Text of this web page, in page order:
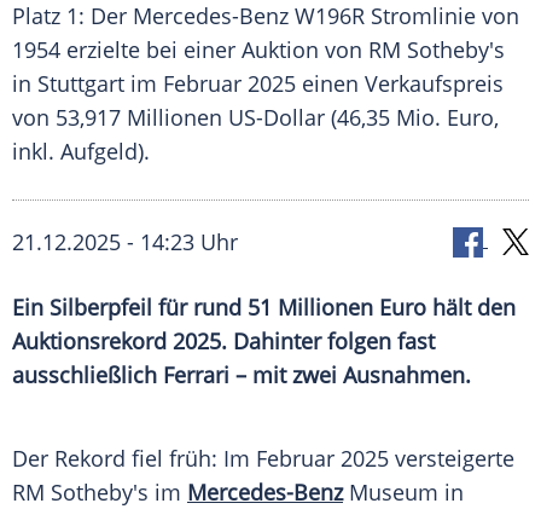
Platz 1: Der Mercedes-Benz W196R Stromlinie von
1954 erzielte bei einer Auktion von RM Sotheby's
in Stuttgart im Februar 2025 einen Verkaufspreis
von 53,917 Millionen US-Dollar (46,35 Mio. Euro,
inkl. Aufgeld).
21.12.2025 - 14:23 Uhr
Ein Silberpfeil für rund 51 Millionen Euro hält den
Auktionsrekord 2025. Dahinter folgen fast
ausschließlich Ferrari – mit zwei Ausnahmen.
Der Rekord fiel früh: Im Februar 2025 versteigerte
RM Sotheby's im Mercedes-BenzMuseum in